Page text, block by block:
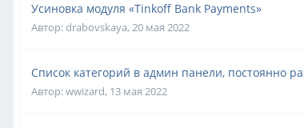
Усиновка модуля «Tinkoff Bank Payments»
Автор:drabovskaya, 20 мая 2022
Список категорий в админ панели, постоянно
Автор:wwizard, 13 мая 2022